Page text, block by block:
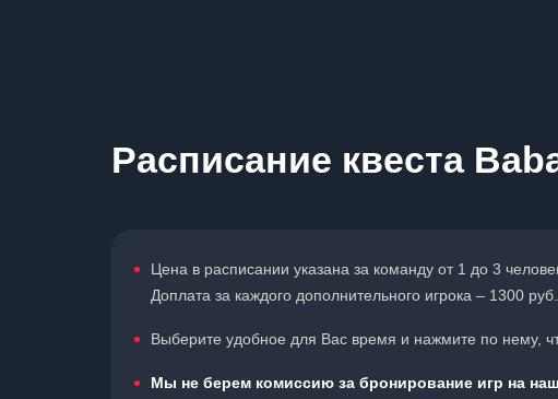
Расписание квеста
Цена в расписании указана за команду от 1 до 3
Доплата за каждого дополнительного игрока – 1300
Выберите удобное для Вас время и нажмите по нему,
Мы не берем комиссию за бронирование игр на